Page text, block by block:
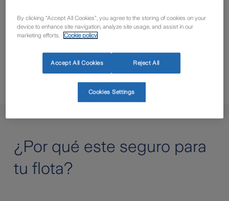
adaptada con paquetes personalizados según la
categoría de los vehículos y con posibilidad de ampliar
Y ahora, todos los vehículos de tu flota en un único
seguro.
¿Por qué este seguro para
tu flota?
By clicking “Accept All Cookies”, you agree to the storing of cookies on your
device to enhance site navigation, analyze site usage, and assist in our
marketing efforts.
Cookie policy
Accept All Cookies Reject All
Cookies Settings